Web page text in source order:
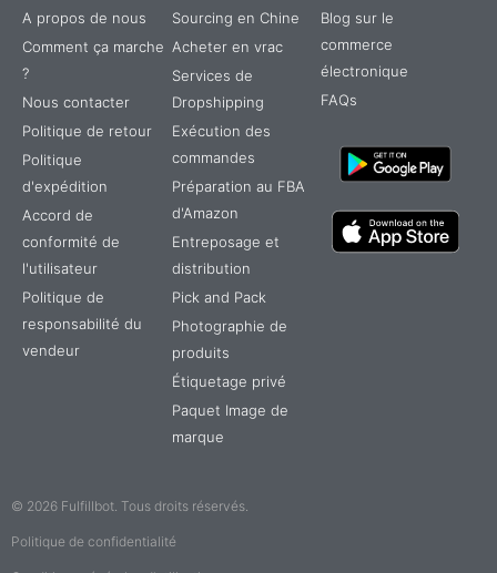
A propos de nous
Comment ça marche
?
Nous contacter
Politique de retour
Politique
d'expédition
Accord de
conformité de
l'utilisateur
Politique de
responsabilité du
vendeur
Sourcing en Chine
Acheter en vrac
Services de
Dropshipping
Exécution des
commandes
Préparation au FBA
d'Amazon
Entreposage et
distribution
Pick and Pack
Photographie de
produits
Étiquetage privé
Paquet Image de
marque
Blog sur le
commerce
électronique
FAQs
© 2026 Fulfillbot. Tous droits réservés.
Politique de confidentialité
PT
DE